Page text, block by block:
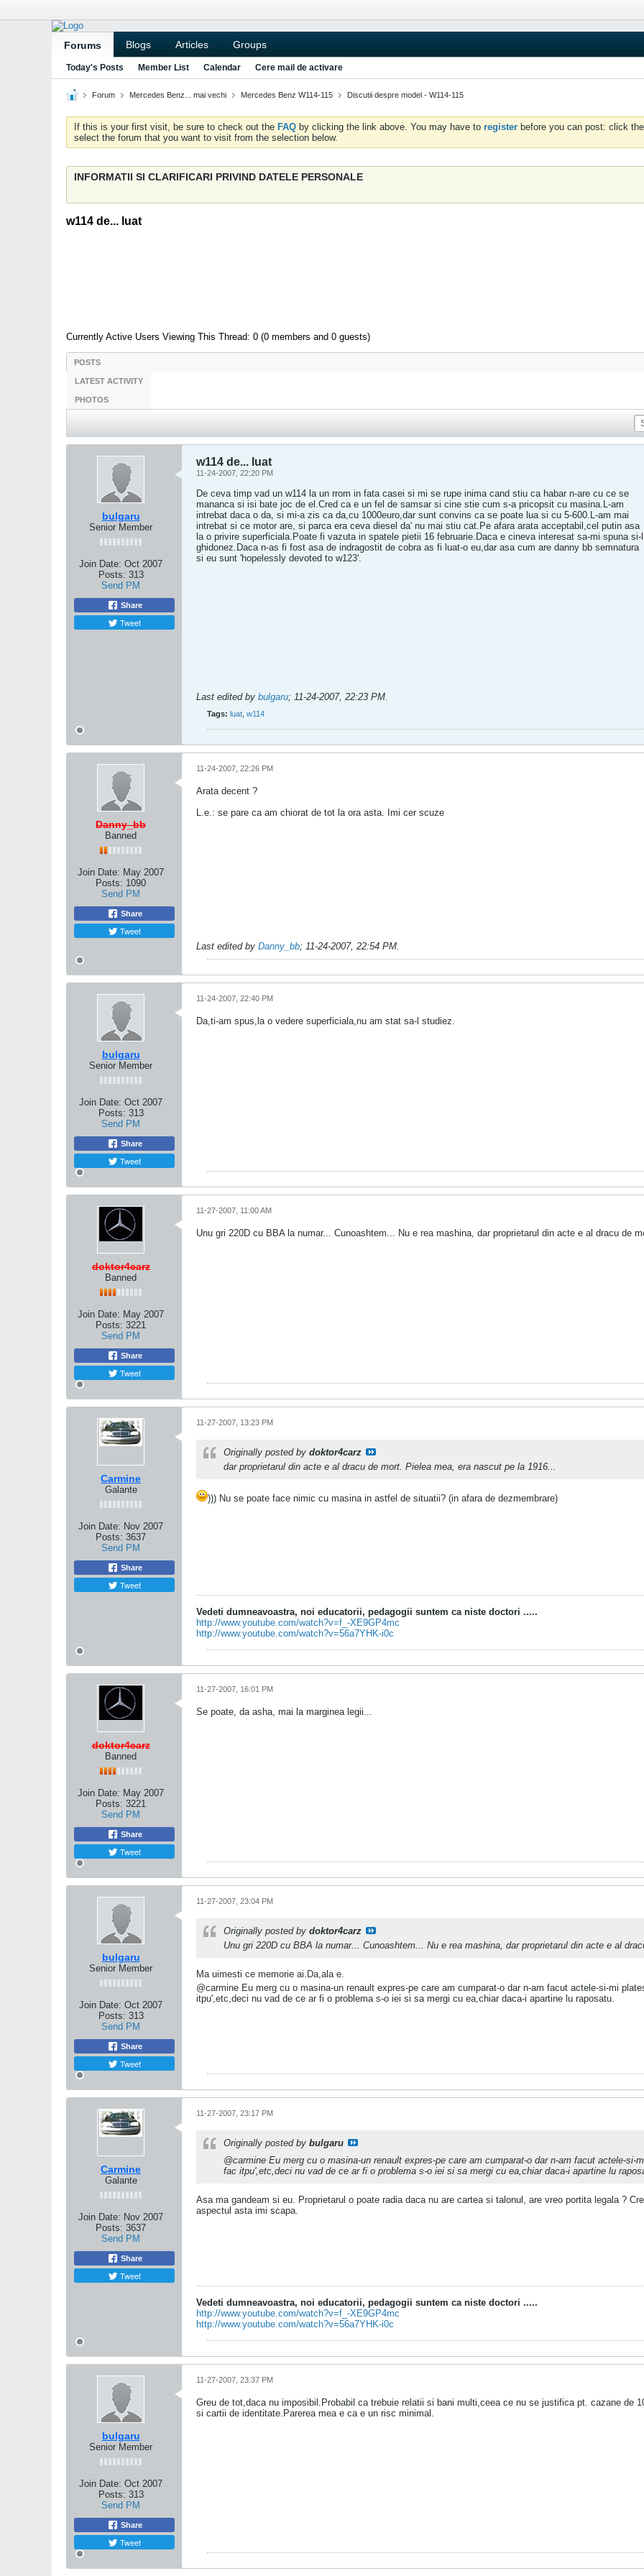
Forums Blogs Articles Groups
Today's Posts Member List Calendar Cere mail de activare
Forum Mercedes Benz... mai vechi Mercedes Benz W114-115 Discutii despre model - W114-115
If this is your first visit, be sure to check out the FAQ by clicking the link above. You may have to register before you can post: click
select the forum that you want to visit from the selection below.
INFORMATII SI CLARIFICARI PRIVIND DATELE PERSONALE
w114 de... luat
Currently Active Users Viewing This Thread: 0 (0 members and 0 guests)
POSTS
LATEST ACTIVITY
PHOTOS
bulgaru
Senior Member
Join Date: Oct 2007
Posts: 313
Send PM
Share
Tweet
w114 de... luat
11-24-2007, 22:20 PM
De ceva timp vad un w114 la un rrom in fata casei si mi se rupe inima cand stiu ca habar n-are cu ce se
mananca si isi bate joc de el.Cred ca e un fel de samsar si cine stie cum s-a pricopsit cu masina.L-am
intrebat daca o da, si mi-a zis ca da,cu 1000euro,dar sunt convins ca se poate lua si cu 5-600.L-am mai
intrebat si ce motor are, si parca era ceva diesel da' nu mai stiu cat.Pe afara arata acceptabil,cel putin asa
la o privire superficiala.Poate fi vazuta in spatele pietii 16 februarie.Daca e cineva interesat sa-mi spuna si-l
ghidonez.Daca n-as fi fost asa de indragostit de cobra as fi luat-o eu,dar asa cum are danny bb semnatura
si eu sunt 'hopelessly devoted to w123'.
Last edited by bulgaru; 11-24-2007, 22:23 PM.
Tags: luat w114
Danny_bb
Banned
Join Date: May 2007
Posts: 1090
Send PM
Share
Tweet
11-24-2007, 22:26 PM
Arata decent ?
L.e.: se pare ca am chiorat de tot la ora asta. Imi cer scuze
Last edited by Danny_bb; 11-24-2007, 22:54 PM.
bulgaru
Senior Member
Join Date: Oct 2007
Posts: 313
Send PM
Share
Tweet
11-24-2007, 22:40 PM
Da,ti-am spus,la o vedere superficiala,nu am stat sa-l studiez.
doktor4carz
Banned
Join Date: May 2007
Posts: 3221
Send PM
Share
Tweet
11-27-2007, 11:00 AM
Unu gri 220D cu BBA la numar... Cunoashtem... Nu e rea mashina, dar proprietarul din acte e al dracu de
Carmine
Galante
Join Date: Nov 2007
Posts: 3637
Send PM
Share
Tweet
11-27-2007, 13:23 PM
Originally posted by doktor4carz
dar proprietarul din acte e al dracu de mort. Pielea mea, era nascut pe la 1916...
))) Nu se poate face nimic cu masina in astfel de situatii? (in afara de dezmembrare)
Vedeti dumneavoastra, noi educatorii, pedagogii suntem ca niste doctori .....
http://www.youtube.com/watch?v=f_-XE9GP4mc
http://www.youtube.com/watch?v=56a7YHK-i0c
doktor4carz
Banned
Join Date: May 2007
Posts: 3221
Send PM
Share
Tweet
11-27-2007, 16:01 PM
Se poate, da asha, mai la marginea legii...
bulgaru
Senior Member
Join Date: Oct 2007
Posts: 313
Send PM
Share
Tweet
11-27-2007, 23:04 PM
Originally posted by doktor4carz
Unu gri 220D cu BBA la numar... Cunoashtem... Nu e rea mashina, dar proprietarul din acte e al
Ma uimesti ce memorie ai.Da,ala e.
@carmine Eu merg cu o masina-un renault expres-pe care am cumparat-o dar n-am facut actele-si-mi
itpu',etc,deci nu vad de ce ar fi o problema s-o iei si sa mergi cu ea,chiar daca-i apartine lu raposatu.
Carmine
Galante
Join Date: Nov 2007
Posts: 3637
Send PM
Share
Tweet
11-27-2007, 23:17 PM
Originally posted by bulgaru
@carmine Eu merg cu o masina-un renault expres-pe care am cumparat-o dar n-am facut actele-si-
fac itpu',etc,deci nu vad de ce ar fi o problema s-o iei si sa mergi cu ea,chiar daca-i apartine lu
Asa ma gandeam si eu. Proprietarul o poate radia daca nu are cartea si talonul, are vreo portita legala ?
aspectul asta imi scapa.
Vedeti dumneavoastra, noi educatorii, pedagogii suntem ca niste doctori .....
http://www.youtube.com/watch?v=f_-XE9GP4mc
http://www.youtube.com/watch?v=56a7YHK-i0c
bulgaru
Senior Member
Join Date: Oct 2007
Posts: 313
Send PM
Share
Tweet
11-27-2007, 23:37 PM
Greu de tot,daca nu imposibil.Probabil ca trebuie relatii si bani multi,ceea ce nu se justifica pt. cazane de
si cartii de identitate.Parerea mea e ca e un risc minimal.